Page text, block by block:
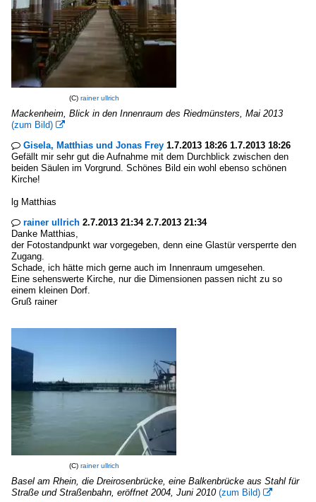
(C) rainer ullrich
Mackenheim, Blick in den Innenraum des Riedmünsters, Mai 2013
(zum Bild) 
 Gisela, Matthias und Jonas Frey 1.7.2013 18:26 1.7.2013 18:26
Gefällt mir sehr gut die Aufnahme mit dem Durchblick zwischen den
beiden Säulen im Vorgrund. Schönes Bild ein wohl ebenso schönen
Kirche!
lg Matthias
 rainer ullrich 2.7.2013 21:34 2.7.2013 21:34
Danke Matthias,
der Fotostandpunkt war vorgegeben, denn eine Glastür versperrte den
Zugang.
Schade, ich hätte mich gerne auch im Innenraum umgesehen.
Eine sehenswerte Kirche, nur die Dimensionen passen nicht zu so
einem kleinen Dorf.
Gruß rainer
(C) rainer ullrich
Basel am Rhein, die Dreirosenbrücke, eine Balkenbrücke aus Stahl für
Straße und Straßenbahn, eröffnet 2004, Juni 2010 (zum Bild) 